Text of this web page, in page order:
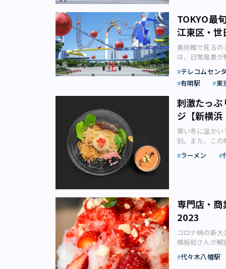
使館インテリア
結する「スペ
ス） この展示
的感性や遊び
「Activation」
ことができます
ンド（画像：
「お昼休憩」の
おいてもライ
12月13日と14
い建築家登壇者
Shift 開催日：
日スペイン大
ついては公式
ー」でのNY風
ツ＆ドリンクを
東京リリース
けど意外とペ
ル」が登場し
ラアイスが忍ば
くな一品。 旬
ンマスカットと
おすすめですよ
17:00（
22:00（
んだドリンク
「モンブラン
インマスカッ
高層ビル群に突
は多種多様。
りに繰り出し
2人で相談しな
2023 開催期間
（日） ・BAR-
日（木） ・荒
～20:00 アクセ
イトをご確認く
崎牛」を使用
されます。試
食券が必要に
ベントです。
ント・アーテ
ージ画像：
10月14日・15
（土）と15日
ンアメリカス
味。そこから派
化を表す言葉に
音楽のステー
（画像：カリ
ーバサンド、チ
フードトラック
放的な空の下、
な屋台は写真映
ス）【駒沢】
ラーメンフェ
26日（木）か
1幕は10月26
国のラーメンイ
す。蒸留器や実
は？ 「ロース
ージャパン株式
コーヒージャ
診断や試飲も
Offline Store」。 こちらでは、世界中のロースタリーの中から厳選した常時30店以
名ロースタリー
ンを多く輩出し
から世界へ」
ロースター)」
PostCoffeeリ
クがとまりま
PostCoffeeリ
ングを通じて、
2023／9月27日
界関係者が世
27日（水）か
南アジア、ア
ングをしなが
きます。 中で
建物（画像：
ナム政権の大統
ベトナム戦争
国。雑貨や衣
ドンコイ通り
口に合う ベト
ともとフランス
日本でも今ちょ
ランスパンにパ
わうバインミ
響で、ベトナム
こともできます
抗があればコ
ンでの食事もお
で毎日多くの便
す。 羽田－ホ
社がやや高め、
トナム航空・
です。 話題の
キ） 一方、羽
ナム航空、バン
く、アグラにあ
せません。タ
して建てられ
ジャの住む宮
呼ばれる人気
て便利 北イン
カン高原を中心
られるでしょう
イは、その昔、
ろで見られま
群があり、旧ポ
あるチェンナイ
ンド・ゴアの
も地域によって
も、インドらし
付けした「タ
あります。世
は定番なので
型機（画像：
る「誰もが知る
治神宮では御祭
には、国民か
れるように昭
国民の熱い思い
えました」（
（画像：石津
います。およそ
「元々この辺り
から約10万本
杜を造営するに
とも自然にサイ
の落ち葉も集め
介）●境内の見
二本の楠（くす
建当時に献木さ
す。 拝殿前の
介） 明治神宮
「第二鳥居は
1.2mで、台湾
座100年の記念
TOKYO最
江東区・世
美術館で見る
は、日常風景
イナーの
します。街と一
されます。ギャ
ントが増えてい
ートイベント」
ートを楽しん
り、銀座の真ん
に！（画像：株
2023～HAKKO
「SHIBUYA
2023年のテー
今回は変化（
谷エリアを舞台
うという試み
「UNKNOWN
「ピクセル(画
16名のアーティ
テレコムセン
有明駅
東
刺激たっぷ
ジ【新横浜
寒い冬に温か
別。また、こ
は、趣向を凝
デザイナーの
予約の取りに
ューをご紹介。
冷やし中華（
う一度」。その
（ユウジラー
2017年3月から
ラーメン
専門店・
2023
コロナ禍の新
橋裕和さんが
氷専門店だけ
り夏の定番メ
代々木八幡駅